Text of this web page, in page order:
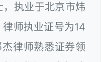
执业于北京市炜
师执业证号为14
律师熟悉证券领